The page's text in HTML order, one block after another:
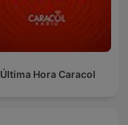
Última Hora Caracol